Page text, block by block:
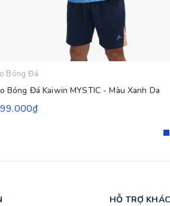
Bóng Đá
Bóng Đá Kaiwin MYSTIC - Màu Xanh Da
HỖ TRỢ